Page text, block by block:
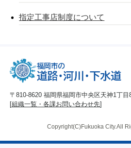
指定工事店制度について
〒810-8620 福岡県福岡市中央区天神1丁目
[組織一覧・各課お問い合わせ先]
Copyright(C)Fukuoka City.All